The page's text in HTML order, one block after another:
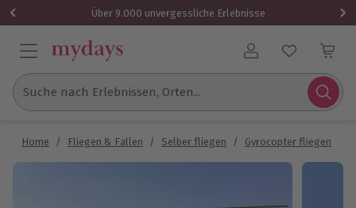
Über 9.000 unvergessliche Erlebnisse
Benutzerkonto
Suche nach Erlebnissen, Orten...
Home / Fliegen & Fallen / Selber fliegen / Gyrocopter fliegen